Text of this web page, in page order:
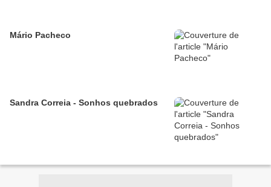
Mário Pacheco
Sandra Correia - Sonhos quebrados